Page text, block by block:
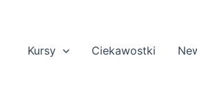
Kursy Ciekawostki